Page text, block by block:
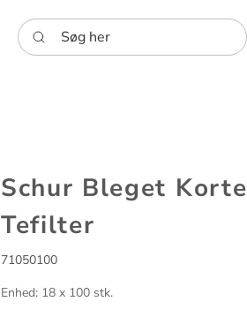
Søg her
Schur Bleget Korte
Tefilter
71050100
Enhed: 18 x 100 stk.